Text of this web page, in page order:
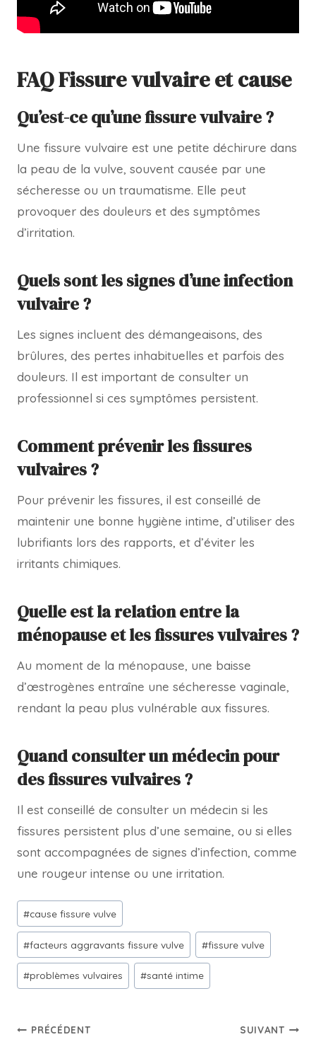
FAQ Fissure vulvaire et cause
Qu’est-ce qu’une fissure vulvaire ?
Une fissure vulvaire est une petite déchirure dans
la peau de la vulve, souvent causée par une
sécheresse ou un traumatisme. Elle peut
provoquer des douleurs et des symptômes
d’irritation.
Quels sont les signes d’une infection
vulvaire ?
Les signes incluent des démangeaisons, des
brûlures, des pertes inhabituelles et parfois des
douleurs. Il est important de consulter un
professionnel si ces symptômes persistent.
Comment prévenir les fissures
vulvaires ?
Pour prévenir les fissures, il est conseillé de
maintenir une bonne hygiène intime, d’utiliser des
lubrifiants lors des rapports, et d’éviter les
irritants chimiques.
Quelle est la relation entre la
ménopause et les fissures vulvaires ?
Au moment de la ménopause, une baisse
d’œstrogènes entraîne une sécheresse vaginale,
rendant la peau plus vulnérable aux fissures.
Quand consulter un médecin pour
des fissures vulvaires ?
Il est conseillé de consulter un médecin si les
fissures persistent plus d’une semaine, ou si elles
sont accompagnées de signes d’infection, comme
une rougeur intense ou une irritation.
#cause fissure vulve
#facteurs aggravants fissure vulve #fissure vulve
#problèmes vulvaires #santé intime
PRÉCÉDENT SUIVANT